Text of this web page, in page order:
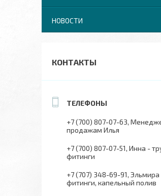
НОВОСТИ
КОНТАКТЫ
+7 (700) 807-07-63
продажам Илья
+7 (700) 807-07-51 Инна -
фитинги
+7 (707) 348-69-91 Эльмира
фитинги, капельный полив